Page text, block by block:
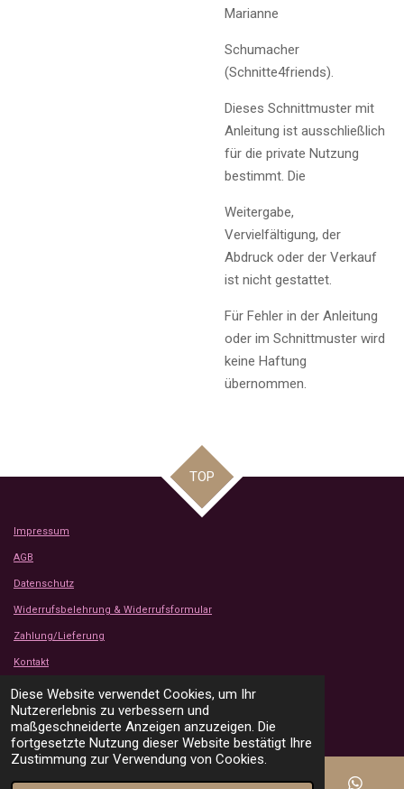
Diese Website verwendet Cookies, um Ihr
Nutzererlebnis zu verbessern und
maßgeschneiderte Anzeigen anzuzeigen. Die
fortgesetzte Nutzung dieser Website bestätigt Ihre
Zustimmung zur Verwendung von Cookies.
Marianne
Schumacher
(Schnitte4friends).
Dieses Schnittmuster mit
Anleitung ist ausschließlich
für die private Nutzung
bestimmt. Die
Weitergabe,
Vervielfältigung, der
Abdruck oder der Verkauf
ist nicht gestattet.
Für Fehler in der Anleitung
oder im Schnittmuster wird
keine Haftung
übernommen.
TOP
Impressum
AGB
Datenschutz
Widerrufsbelehrung & Widerrufsformular
Zahlung/Lieferung
Kontakt
Kundenbewertungen
© 2024 - 2026 Tanjas Stoffe Shop
Mit Unterstützung von Webador